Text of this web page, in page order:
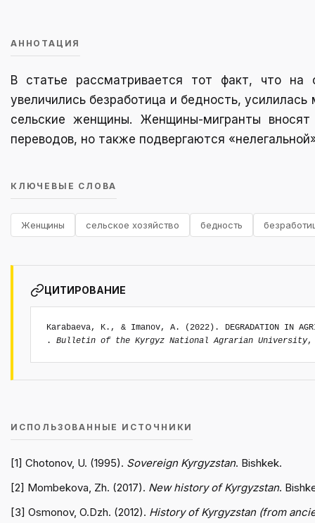
АННОТАЦИЯ
В статье рассматривается тот факт, что на
увеличились безработица и бедность,
сельские женщины. Женщины-мигранты
переводов, но также подвергаются
КЛЮЧЕВЫЕ СЛОВА
Женщины сельское хозяйство бедность
ЦИТИРОВАНИЕ
Karabaeva, K., & Imanov, A. (2022). DEGRADATION IN
. Bulletin of the Kyrgyz National Agrarian University,
ИСПОЛЬЗОВАННЫЕ ИСТОЧНИКИ
[1] Chotonov, U. (1995). Sovereign Kyrgyzstan. Bishkek.
[2] Mombekova, Zh. (2017). New history of Kyrgyzstan.
[3] Osmonov, O.Dzh. (2012). History of Kyrgyzstan (from